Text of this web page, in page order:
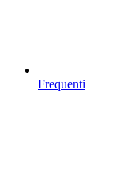
Frequenti